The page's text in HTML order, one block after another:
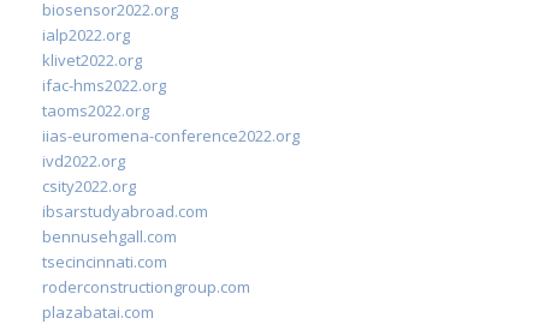
biosensor2022.org
ialp2022.org
klivet2022.org
ifac-hms2022.org
taoms2022.org
iias-euromena-conference2022.org
ivd2022.org
csity2022.org
ibsarstudyabroad.com
bennusehgall.com
tsecincinnati.com
roderconstructiongroup.com
plazabatai.com